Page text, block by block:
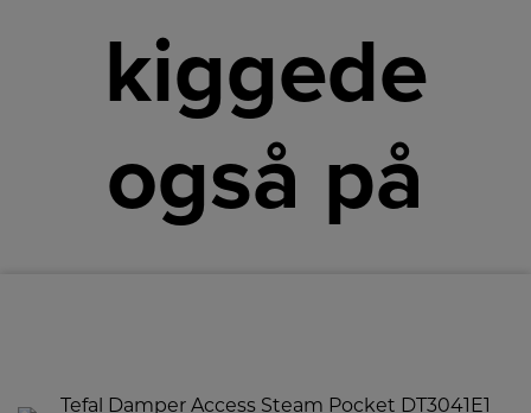
kiggede
også på